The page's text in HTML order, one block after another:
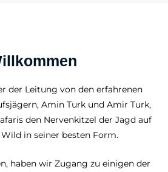
der Leitung von den erfahrenen
Amin Turk und Amir Turk,
den Nervenkitzel der Jagd auf
in seiner besten Form.
haben wir Zugang zu einigen der